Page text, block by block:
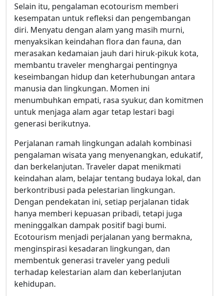
Selain itu, pengalaman ecotourism memberi
kesempatan untuk refleksi dan pengembangan
diri. Menyatu dengan alam yang masih murni,
menyaksikan keindahan flora dan fauna, dan
merasakan kedamaian jauh dari hiruk-pikuk kota,
membantu traveler menghargai pentingnya
keseimbangan hidup dan keterhubungan antara
manusia dan lingkungan. Momen ini
menumbuhkan empati, rasa syukur, dan komitmen
untuk menjaga alam agar tetap lestari bagi
generasi berikutnya.
Perjalanan ramah lingkungan adalah kombinasi
pengalaman wisata yang menyenangkan, edukatif,
dan berkelanjutan. Traveler dapat menikmati
keindahan alam, belajar tentang budaya lokal, dan
berkontribusi pada pelestarian lingkungan.
Dengan pendekatan ini, setiap perjalanan tidak
hanya memberi kepuasan pribadi, tetapi juga
meninggalkan dampak positif bagi bumi.
Ecotourism menjadi perjalanan yang bermakna,
menginspirasi kesadaran lingkungan, dan
membentuk generasi traveler yang peduli
terhadap kelestarian alam dan keberlanjutan
kehidupan.